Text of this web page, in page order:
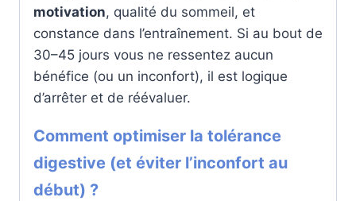
motivation, qualité du sommeil, et
constance dans l’entraînement. Si au bout de
30–45 jours vous ne ressentez aucun
bénéfice (ou un inconfort), il est logique
d’arrêter et de réévaluer.
Comment optimiser la tolérance
digestive (et éviter l’inconfort au
début) ?